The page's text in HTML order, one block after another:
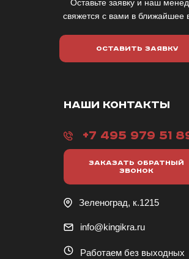
Оставьте заявку и наш
свяжется с вами в ближайшее
ОСТАВИТЬ ЗАЯВКУ
НАШИ КОНТАКТЫ
+7 495 979 51
ЗАКАЗАТЬ ОБРАТНЫЙ
ЗВОНОК
Зеленоград, к.1215
info@kingikra.ru
Работаем без выходных